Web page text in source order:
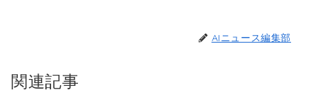
AIニュース編集部
関連記事